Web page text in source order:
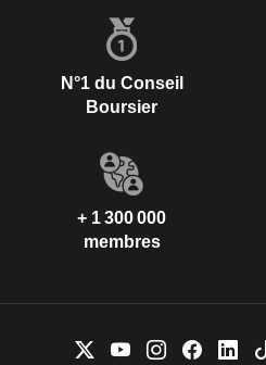
N°1 du Conseil
Boursier
+ 1 300 000
membres